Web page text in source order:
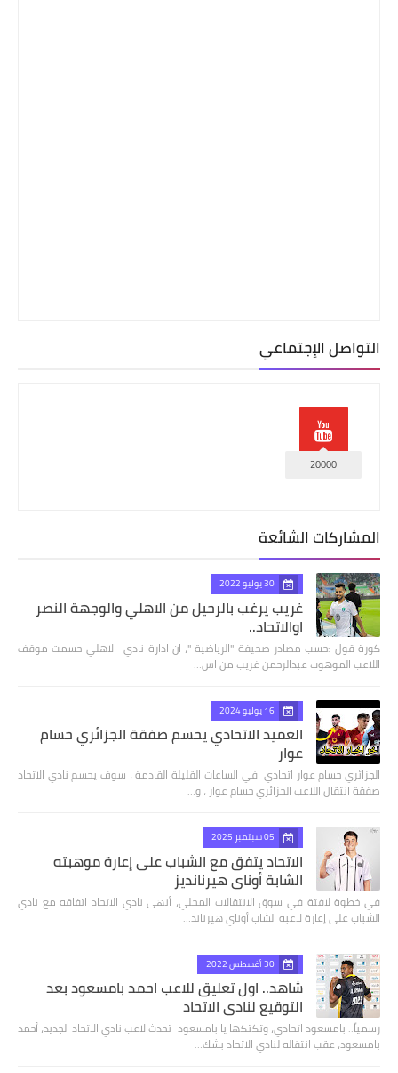
التواصل الإجتماعي
20000
المشاركات الشائعة
30 يوليو 2022
غريب يرغب بالرحيل من الاهلي والوجهة النصر
اوالاتحاد..
كورة قول :حسب مصادر صحيفة "الرياضية "، ان ادارة نادي الاهلي حسمت موقف
اللاعب الموهوب عبدالرحمن غريب من اس…
16 يوليو 2024
العميد الاتحادي يحسم صفقة الجزائري حسام
عوار
الجزائري حسام عوار اتحادي في الساعات القليلة القادمة ، سوف يحسم نادي الاتحاد
صفقة انتقال اللاعب الجزائري حسام عوار ، و…
05 سبتمبر 2025
الاتحاد يتفق مع الشباب على إعارة موهبته
الشابة أوناي هيرنانديز
في خطوة لافتة في سوق الانتقالات المحلي، أنهى نادي الاتحاد اتفاقه مع نادي
الشباب على إعارة لاعبه الشاب أوناي هيرناند…
30 أغسطس 2022
شاهد.. اول تعليق للاعب احمد بامسعود بعد
التوقيع لنادي الاتحاد
رسمياً.. بامسعود اتحادي، وتكتكها يا بامسعود تحدث لاعب نادي الاتحاد الجديد، أحمد
بامسعود، عقب انتقاله لنادي الاتحاد بشك…